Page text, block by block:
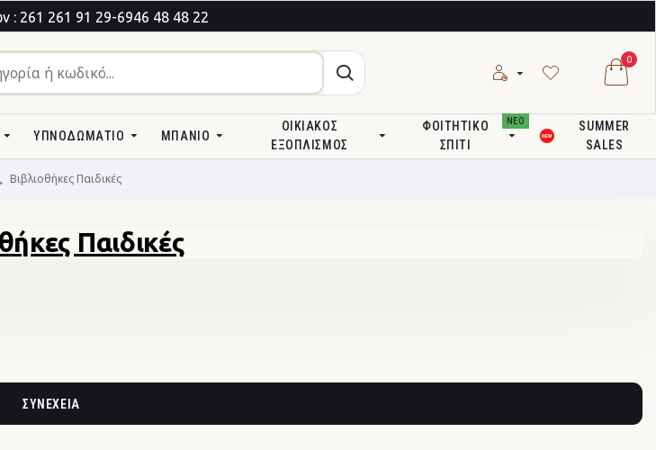
: 261 261 91 29-6946 48 48 22
0
ΥΠΝΟΔΩΜΆΤΙΟ ΜΠΆΝΙΟ
ΟΙΚΙΑΚΌΣ
ΕΞΟΠΛΙΣΜΌΣ
ΦΟΙΤΗΤΙΚΌ
ΣΠΊΤΙ
ΝΕΟ
SUMMER
SALES
Βιβλιοθήκες Παιδικές
Παιδικές
ΣΥΝΈΧΕΙΑ